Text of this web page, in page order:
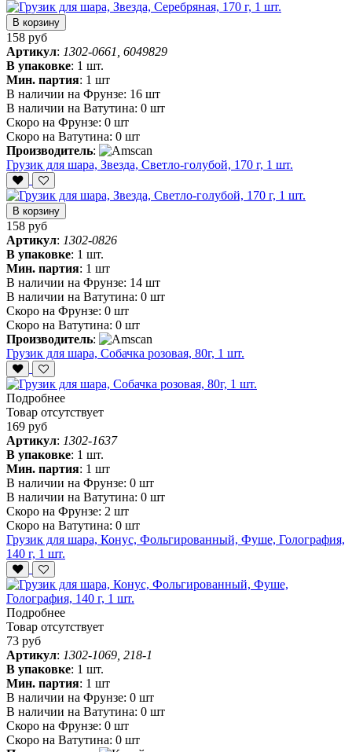
В корзину
158 руб
Артикул: 1302-0661, 6049829
В упаковке: 1 шт.
Мин. партия: 1 шт
В наличии на Фрунзе: 16 шт
В наличии на Ватутина: 0 шт
Скоро на Фрунзе: 0 шт
Скоро на Ватутина: 0 шт
Производитель:
Грузик для шара, Звезда, Светло-голубой, 170 г, 1 шт.
В корзину
158 руб
Артикул: 1302-0826
В упаковке: 1 шт.
Мин. партия: 1 шт
В наличии на Фрунзе: 14 шт
В наличии на Ватутина: 0 шт
Скоро на Фрунзе: 0 шт
Скоро на Ватутина: 0 шт
Производитель:
Грузик для шара, Собачка розовая, 80г, 1 шт.
Подробнее
Товар отсутствует
169 руб
Артикул: 1302-1637
В упаковке: 1 шт.
Мин. партия: 1 шт
В наличии на Фрунзе: 0 шт
В наличии на Ватутина: 0 шт
Скоро на Фрунзе: 2 шт
Скоро на Ватутина: 0 шт
Грузик для шара, Конус, Фольгированный, Фуше, Голография,
140 г, 1 шт.
Подробнее
Товар отсутствует
73 руб
Артикул: 1302-1069, 218-1
В упаковке: 1 шт.
Мин. партия: 1 шт
В наличии на Фрунзе: 0 шт
В наличии на Ватутина: 0 шт
Скоро на Фрунзе: 0 шт
Скоро на Ватутина: 0 шт